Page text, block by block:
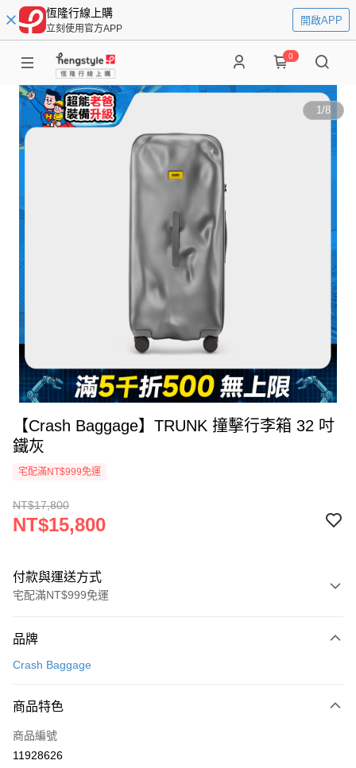
恆隆行線上購
立刻使用官方APP
開啟APP
0
1/8
【Crash Baggage】TRUNK 撞擊行李箱 32 吋
鐵灰
宅配滿NT$999免運
NT$17,800
NT$15,800
付款與運送方式
宅配滿NT$999免運
信用卡一次付款
3 期 0 利率 每期
合作金庫商業銀行
上海商業儲蓄銀行
合作金庫商業銀行
即享券
品牌
Crash Baggage
商品特色
商品編號
11928626